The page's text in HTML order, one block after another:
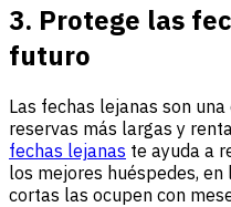
3. Protege las
futuro
Las fechas lejanas son
reservas más largas y
fechas lejanas te ayuda a
los mejores huéspedes,
cortas las ocupen con